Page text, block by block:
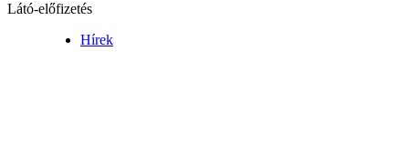
Látó-előfizetés
Hírek